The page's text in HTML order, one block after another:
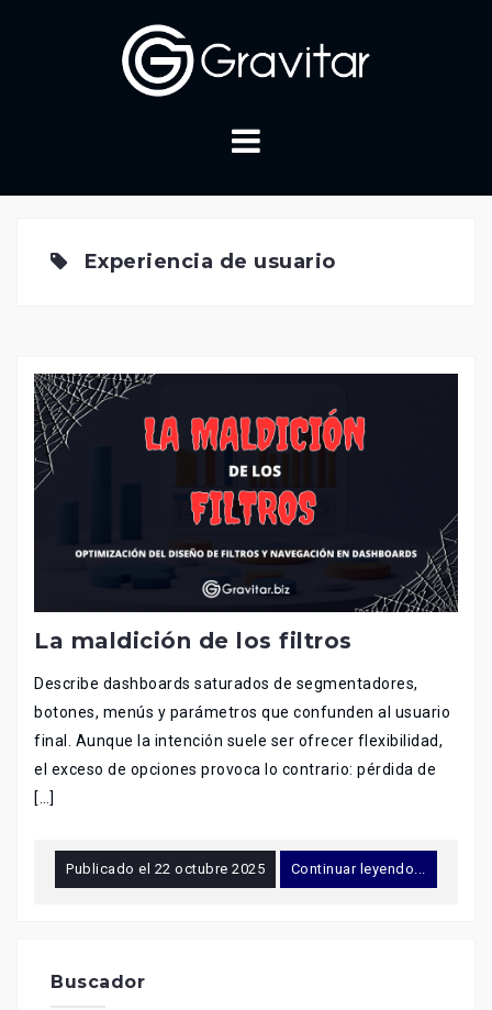
Experiencia de usuario
La maldición de los filtros
Describe dashboards saturados de segmentadores,
botones, menús y parámetros que confunden al usuario
final. Aunque la intención suele ser ofrecer flexibilidad,
el exceso de opciones provoca lo contrario: pérdida de
[…]
Publicado el 22 octubre 2025 Continuar leyendo...
Buscador